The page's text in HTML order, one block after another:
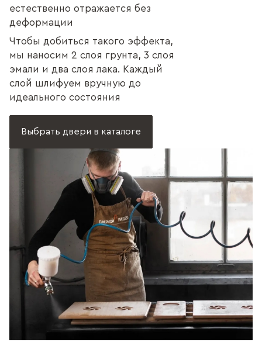
естественно отражается без
деформации
Чтобы добиться такого эффекта,
мы наносим 2 слоя грунта, 3 слоя
эмали и два слоя лака. Каждый
слой шлифуем вручную до
идеального состояния
Выбрать двери в каталоге